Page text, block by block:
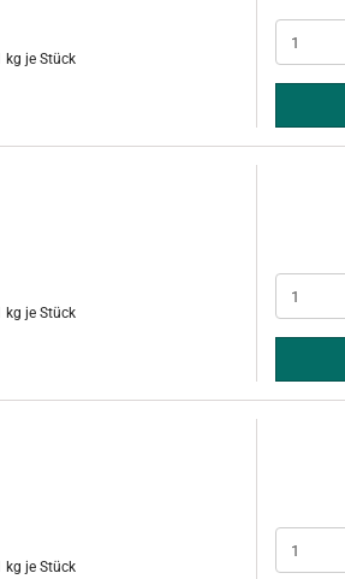
kg je Stück
kg je Stück
kg je Stück